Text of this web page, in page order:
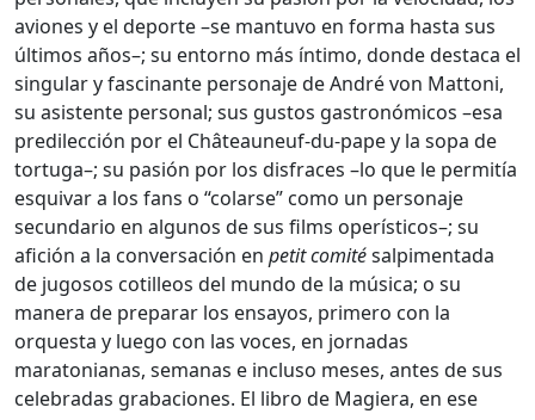
aviones y el deporte –se mantuvo en forma hasta sus
últimos años–; su entorno más íntimo, donde destaca el
singular y fascinante personaje de André von Mattoni,
su asistente personal; sus gustos gastronómicos –esa
predilección por el Châteauneuf-du-pape y la sopa de
tortuga–; su pasión por los disfraces –lo que le permitía
esquivar a los fans o “colarse” como un personaje
secundario en algunos de sus films operísticos–; su
afición a la conversación en petit comitésalpimentada
de jugosos cotilleos del mundo de la música; o su
manera de preparar los ensayos, primero con la
orquesta y luego con las voces, en jornadas
maratonianas, semanas e incluso meses, antes de sus
celebradas grabaciones. El libro de Magiera, en ese